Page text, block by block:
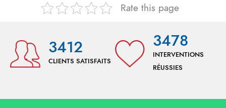
Rate this page
3412
CLIENTS SATISFAITS
3478
INTERVENTIONS
RÉUSSIES